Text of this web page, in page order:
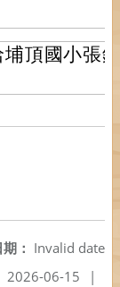
頂國小張
： Invalid date
2026-06-15 |